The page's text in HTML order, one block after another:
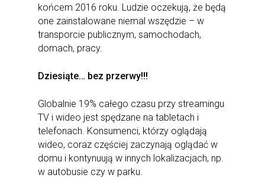
końcem 2016 roku. Ludzie oczekują, że będą
one zainstalowane niemal wszędzie – w
transporcie publicznym, samochodach,
domach, pracy.
Dziesiąte… bez przerwy!!!
Globalnie 19% całego czasu przy streamingu
TV i wideo jest spędzane na tabletach i
telefonach. Konsumenci, którzy oglądają
wideo, coraz częściej zaczynają oglądać w
domu i kontynuują w innych lokalizacjach, np.
w autobusie czy w parku.